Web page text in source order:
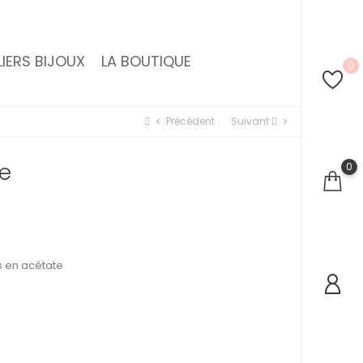
0
0
BIJOUX LA BOUTIQUE
chevron_left Précédent Suivant chevron_right
en acétate